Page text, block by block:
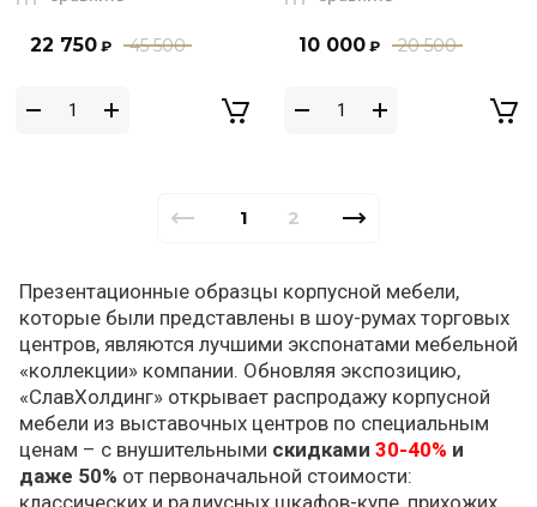
45 500
22 750 ₽ 20 500
10 000 ₽
1 2
Презентационные образцы корпусной мебели,
которые были представлены в шоу-румах торговых
центров, являются лучшими экспонатами мебельной
«коллекции» компании. Обновляя экспозицию,
«СлавХолдинг» открывает распродажу корпусной
мебели из выставочных центров по специальным
ценам – с внушительными скидками 30-40% и
даже 50% от первоначальной стоимости:
классических и радиусных шкафов-купе, прихожих,